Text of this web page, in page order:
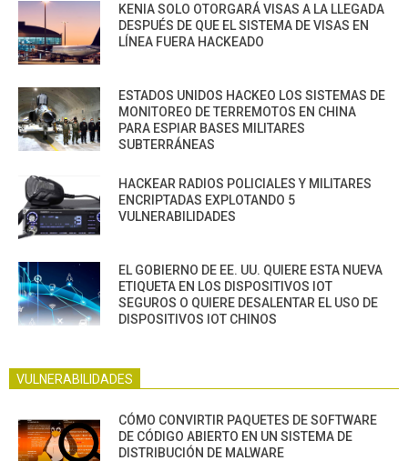
KENIA SOLO OTORGARÁ VISAS A LA LLEGADA
DESPUÉS DE QUE EL SISTEMA DE VISAS EN
LÍNEA FUERA HACKEADO
ESTADOS UNIDOS HACKEO LOS SISTEMAS DE
MONITOREO DE TERREMOTOS EN CHINA
PARA ESPIAR BASES MILITARES
SUBTERRÁNEAS
HACKEAR RADIOS POLICIALES Y MILITARES
ENCRIPTADAS EXPLOTANDO 5
VULNERABILIDADES
EL GOBIERNO DE EE. UU. QUIERE ESTA NUEVA
ETIQUETA EN LOS DISPOSITIVOS IOT
SEGUROS O QUIERE DESALENTAR EL USO DE
DISPOSITIVOS IOT CHINOS
VULNERABILIDADES
CÓMO CONVIRTIR PAQUETES DE SOFTWARE
DE CÓDIGO ABIERTO EN UN SISTEMA DE
DISTRIBUCIÓN DE MALWARE